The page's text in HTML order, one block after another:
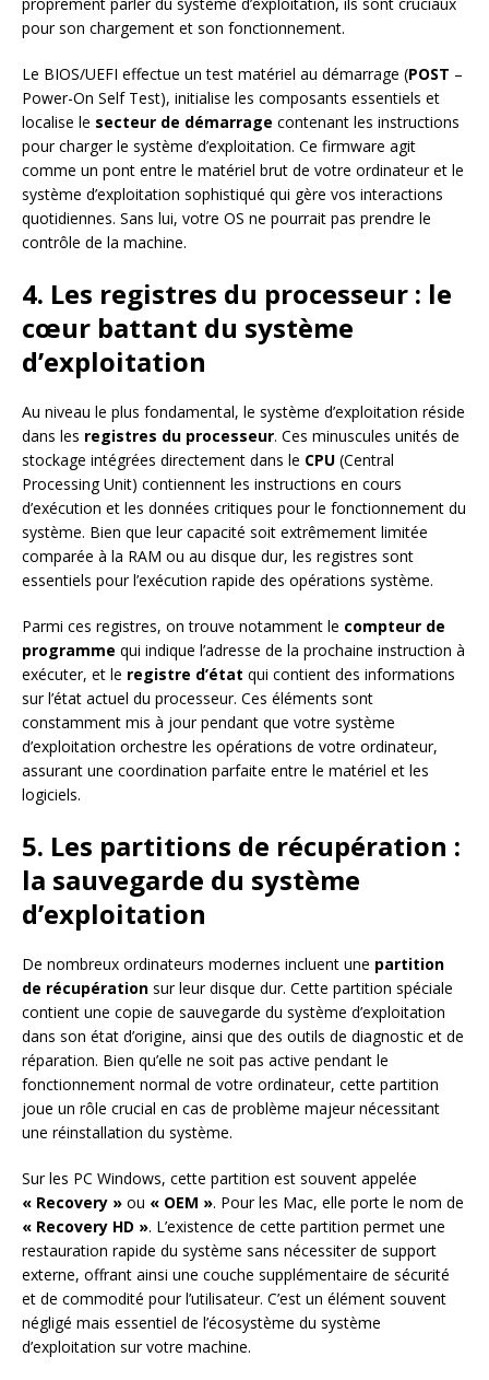
pour son chargement et son fonctionnement.
Le BIOS/UEFI effectue un test matériel au démarrage (POST –
Power-On Self Test), initialise les composants essentiels et
localise le secteur de démarrage contenant les instructions
pour charger le système d’exploitation. Ce firmware agit
comme un pont entre le matériel brut de votre ordinateur et le
système d’exploitation sophistiqué qui gère vos interactions
quotidiennes. Sans lui, votre OS ne pourrait pas prendre le
contrôle de la machine.
4. Les registres du processeur : le
cœur battant du système
d’exploitation
Au niveau le plus fondamental, le système d’exploitation réside
dans les registres du processeur. Ces minuscules unités de
stockage intégrées directement dans le CPU (Central
Processing Unit) contiennent les instructions en cours
d’exécution et les données critiques pour le fonctionnement du
système. Bien que leur capacité soit extrêmement limitée
comparée à la RAM ou au disque dur, les registres sont
essentiels pour l’exécution rapide des opérations système.
Parmi ces registres, on trouve notamment le compteur de
programme qui indique l’adresse de la prochaine instruction à
exécuter, et le registre d’état qui contient des informations
sur l’état actuel du processeur. Ces éléments sont
constamment mis à jour pendant que votre système
d’exploitation orchestre les opérations de votre ordinateur,
assurant une coordination parfaite entre le matériel et les
logiciels.
5. Les partitions de récupération :
la sauvegarde du système
d’exploitation
De nombreux ordinateurs modernes incluent une partition
de récupération sur leur disque dur. Cette partition spéciale
contient une copie de sauvegarde du système d’exploitation
dans son état d’origine, ainsi que des outils de diagnostic et de
réparation. Bien qu’elle ne soit pas active pendant le
fonctionnement normal de votre ordinateur, cette partition
joue un rôle crucial en cas de problème majeur nécessitant
une réinstallation du système.
Sur les PC Windows, cette partition est souvent appelée
« Recovery » ou « OEM ». Pour les Mac, elle porte le nom de
« Recovery HD ». L’existence de cette partition permet une
restauration rapide du système sans nécessiter de support
externe, offrant ainsi une couche supplémentaire de sécurité
et de commodité pour l’utilisateur. C’est un élément souvent
négligé mais essentiel de l’écosystème du système
d’exploitation sur votre machine.